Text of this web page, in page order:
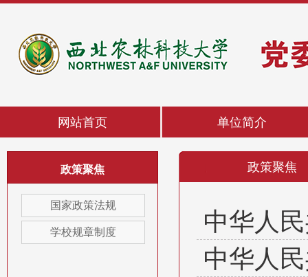
网站首页 单位简介
政策聚焦
国家政策法规
学校规章制度
政策聚焦
中华人
中华人